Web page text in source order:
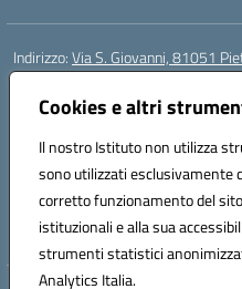
Cookies e altri
Il nostro Istituto non utilizza
sono utilizzati esclusivamente
corretto funzionamento del
istituzionali e alla sua
strumenti statistici
Analytics Italia.
Indirizzo:Via S. Giovanni, 81051
Centralino:
Posta elettronica certificata (PEC):
Codice fiscale: 80010130617
Codice meccanografico:
Codice Indice delle Pubbliche
Codice unico di fatturazione (CUF):